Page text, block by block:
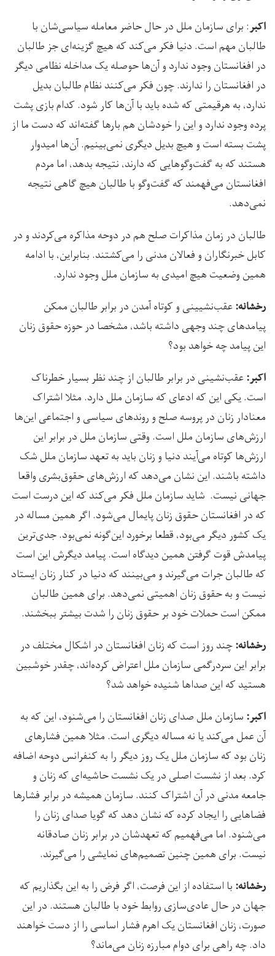
اکبر: برای سازمان ملل در حال حاضر معامله سیاسی‌شان با
طالبان مهم است. دنیا فکر می‌کند که هیچ‌ گزینه‌ای جز طالبان
در افغانستان وجود ندارد و آن‌ها حوصله یک مداخله نظامی دیگر
در افغانستان را ندارند. چون فکر می‌کنند نظام طالبان بدیل
ندارد، به هرقیمتی که شده باید با آن‌ها کار شود. کدام بازی پشت
پرده وجود ندارد و این را خودشان هم بارها گفته‌اند که دست ما از
پشت بسته است و هیچ بدیل دیگری نمی‌بینیم. آن‌ها امیدوار
هستند که به گفت‌وگوهایی که دارند، نتیجه بدهد، اما مردم
افغانستان می‌فهمند که گفت‌وگو با طالبان هیچ گاهی نتیجه
نمی‌دهد.
طالبان در زمان مذاکرات صلح هم در دوحه مذاکره می‌کردند و در
کابل خبرنگاران و فعالان مدنی را می‌کشتند. بنابراین، با ادامه
همین وضعیت هیچ امیدی به سازمان ملل وجود ندارد.
رخشانه:عقب‌نشیینی و کوتاه آمدن در برابر طالبان ممکن
پیامدهای چند وجهی داشته باشد، مشخصا در حوزه حقوق زنان
این پیامد چه خواهد بود؟
اکبر:عقب‌نشینی در برابر طالبان از چند نظر بسیار خطرناک
است. یکی این که ادعای که سازمان ملل دارد. مثلا اشتراک
معنادار زنان در پروسه صلح و روندهای سیاسی و اجتماعی این‌ها
ارزش‌های سازمان ملل است. وقتی سازمان ملل در برابر این
ارزش‌ها کوتاه می‌آیند دنیا و زنان باید به تعهد سازمان ملل شک
داشته باشند. این نشان می‌دهد که ارزش‌های حقوق‌بشری واقعا
جهانی نیست. شاید سازمان ملل فکر می‌کند که این درست است
که در افغانستان حقوق زنان پایمال می‌شود. اگر همین مساله در
یک کشور دیگر می‌بود، قطعا برخورد این‌گونه نمی‌بود. جدی‌ترین
پیامدش قوت گرفتن همین دیدگاه است. پیامد دیگرش این است
که طالبان جرات می‌گیرند و می‌بینند که دنیا در کنار زنان ایستاد
نیست و به حقوق زنان اهمیتی نمی‌دهد. برای همین طالبان
ممکن است حملات خود بر حقوق زنان را شدت بیشتر ببخشند.
رخشانه:چند روز است که زنان افغانستان در اشکال مختلف در
برابر این سردرگمی سازمان ملل اعتراض کرده‌اند، چقدر خوشبین
هستید که این صداها شنیده خواهد شد؟
اکبر: سازمان ملل صدای زنان افغانستان را می‌شنود، این که به
آن عمل می‌کند یا نه مساله دیگری است. مثلا همین فشارهای
زنان بود که سازمان ملل یک روز دیگر را به کنفرانس دوحه اضافه
کرد. بعد از نشست اصلی در یک نشست حاشیه‌ای که زنان و
جامعه مدنی در آن اشتراک کنند. سازمان همیشه در برابر فشارها
فضاهایی را ایجاد کرده که نشان دهد که گویا صدای زنان را
می‌شنود. اما می‌فهمیم که تعهدشان در برابر زنان صادقانه
نیست. برای همین چنین تصمیم‌های نمایشی را می‌گیرند.
رخشانه: با استفاده از این فرصت، اگر فرض را به این بگذاریم که
جهان در حال عادی‌سازی روابط خود با طالبان هستند. در این
صورت، زنان افغانستان یک اهرم فشار اساسی را از دست خواهند
داد. چه راهی برای دوام مبارزه زنان می‌ماند؟